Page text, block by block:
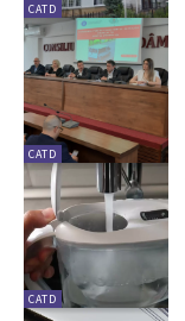
CATD
CATD
CATD